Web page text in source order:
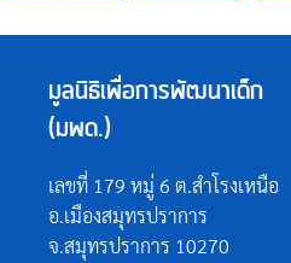
มูลนิธิเพื่อการพัฒนาเด็ก
(มพด.)
เลขที่ 179 หมู่ 6 ต.สำโรงเหนือ
อ.เมืองสมุทรปราการ
จ.สมุทรปราการ 10270